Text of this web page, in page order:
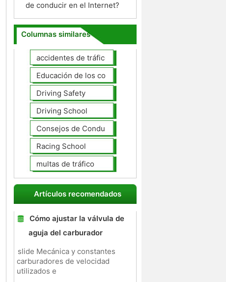
de conducir en el Internet?
Columnas similares
accidentes de tráfico
Educación de los conductores
Driving Safety
Driving School
Consejos de Conducción
Racing School
multas de tráfico
Artículos recomendados
Cómo ajustar la válvula de
aguja del carburador
slide Mecánica y constantes
carburadores de velocidad
utilizados e